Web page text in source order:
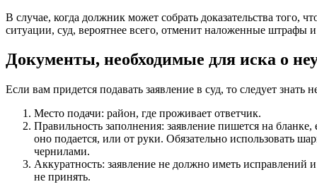
В случае, когда должник может собрать доказательства того,
ситуации, суд, вероятнее всего, отменит наложенные
Документы, необходимые для иска о
Если вам придется подавать заявление в суд, то следует знать
Место подачи: район, где проживает ответчик.
Правильность заполнения: заявление пишется на бланке,
оно подается, или от руки. Обязательно использовать
чернилами.
Аккуратность: заявление не должно иметь исправлений
не принять.